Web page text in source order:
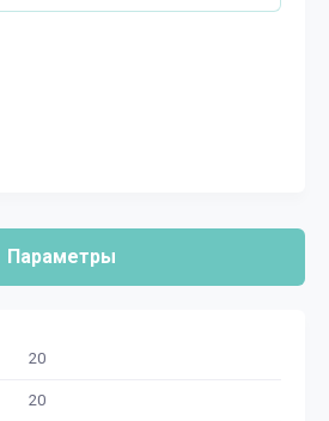
Параметры
20
20